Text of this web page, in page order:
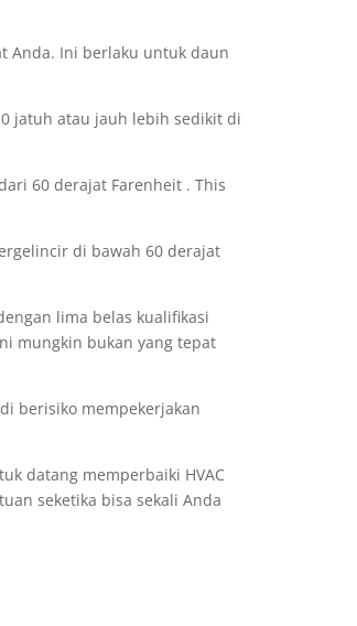
Anda. Ini berlaku untuk daun
jatuh atau jauh lebih sedikit di
60 derajat Farenheit . This
di bawah 60 derajat
lima belas kualifikasi
mungkin bukan yang tepat
berisiko mempekerjakan
datang memperbaiki HVAC
seketika bisa sekali Anda